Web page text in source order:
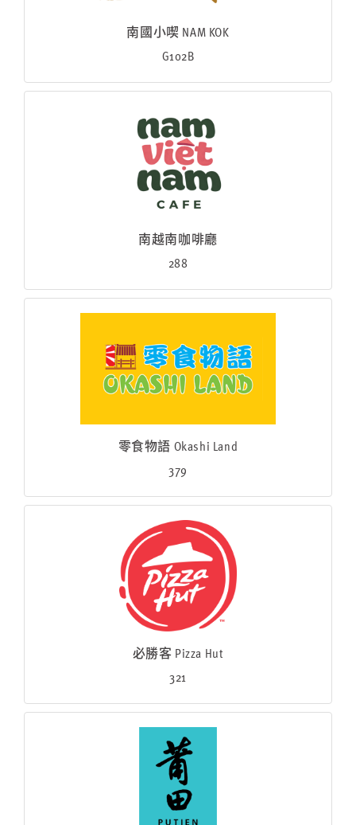
南國小喫 NAM KOK
G102B
南越南咖啡廳
288
零食物語 Okashi Land
379
必勝客 Pizza Hut
321